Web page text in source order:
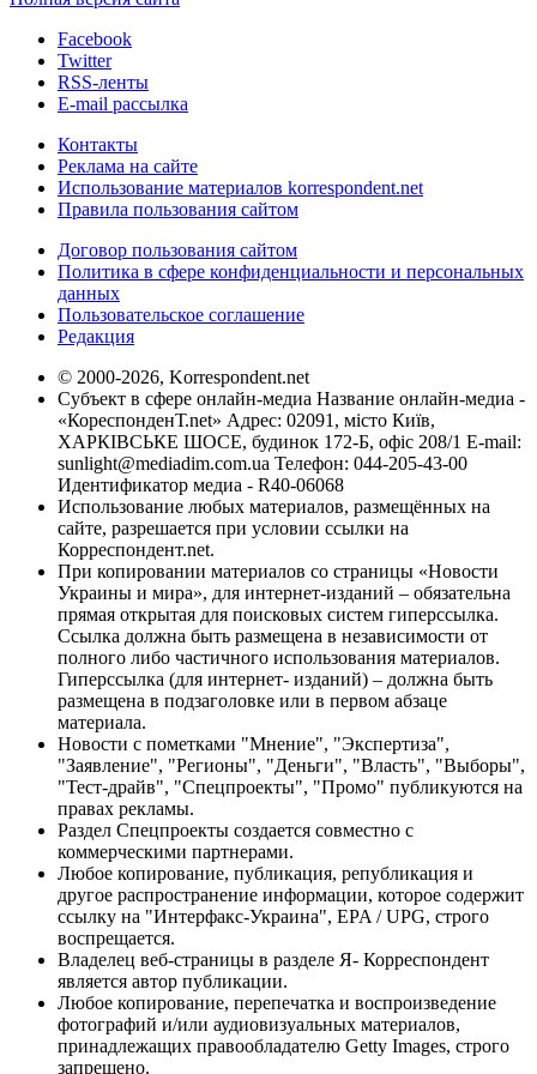
Facebook
Twitter
RSS-ленты
E-mail рассылка
Контакты
Реклама на сайте
Использование материалов korrespondent.net
Правила пользования сайтом
Договор пользования сайтом
Политика в сфере конфиденциальности и персональных
данных
Пользовательское соглашение
Редакция
© 2000-2026, Korrespondent.net
Субъект в сфере онлайн-медиа Название онлайн-медиа -
«КореспонденТ.net» Адрес: 02091, місто Київ,
ХАРКІВСЬКЕ ШОСЕ, будинок 172-Б, офіс 208/1 E-mail:
sunlight@mediadim.com.ua Телефон: 044-205-43-00
Идентификатор медиа - R40-06068
Использование любых материалов, размещённых на
сайте, разрешается при условии ссылки на
Корреспондент.net.
При копировании материалов со страницы «Новости
Украины и мира», для интернет-изданий – обязательна
прямая открытая для поисковых систем гиперссылка.
Ссылка должна быть размещена в независимости от
полного либо частичного использования материалов.
Гиперссылка (для интернет- изданий) – должна быть
размещена в подзаголовке или в первом абзаце
материала.
Новости с пометками "Мнение", "Экспертиза",
"Заявление", "Регионы", "Деньги", "Власть", "Выборы",
"Тест-драйв", "Спецпроекты", "Промо" публикуются на
правах рекламы.
Раздел Спецпроекты создается совместно с
коммерческими партнерами.
Любое копирование, публикация, републикация и
другое распространение информации, которое содержит
ссылку на "Интерфакс-Украина", EPA / UPG, строго
воспрещается.
Владелец веб-страницы в разделе Я- Корреспондент
является автор публикации.
Любое копирование, перепечатка и воспроизведение
фотографий и/или аудиовизуальных материалов,
принадлежащих правообладателю Getty Images, строго
запрещено.